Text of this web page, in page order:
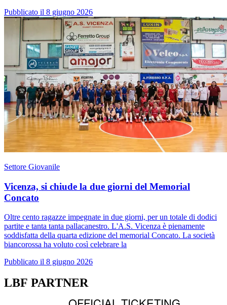
Pubblicato il 8 giugno 2026
Settore Giovanile
Vicenza, si chiude la due giorni del Memorial
Concato
Oltre cento ragazze impegnate in due giorni, per un totale di dodici
partite e tanta tanta pallacanestro. L'A.S. Vicenza è pienamente
soddisfatta della quarta edizione del memorial Concato. La società
biancorossa ha voluto così celebrare la
Pubblicato il 8 giugno 2026
LBF PARTNER